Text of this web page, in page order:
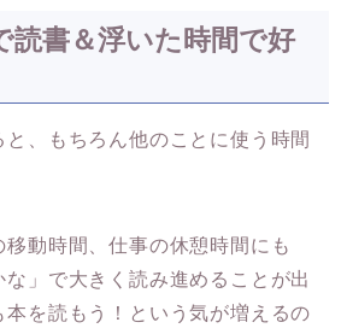
読書＆浮いた時間で好
、もちろん他のことに使う時間
動時間、仕事の休憩時間にも
な」で大きく読み進めることが出
を読もう！という気が増えるの